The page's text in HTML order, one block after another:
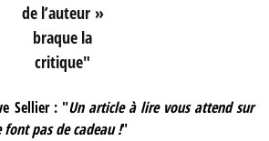
de l’auteur »
braque la
critique"
Sellier : "Un article à lire vous attend sur
pas de cadeau !"